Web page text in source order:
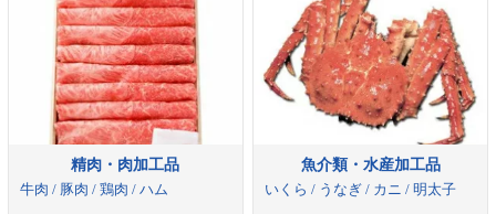
精肉・肉加工品
牛肉 / 豚肉 / 鶏肉 / ハム
魚介類・水産加工品
いくら / うなぎ / カニ / 明太子